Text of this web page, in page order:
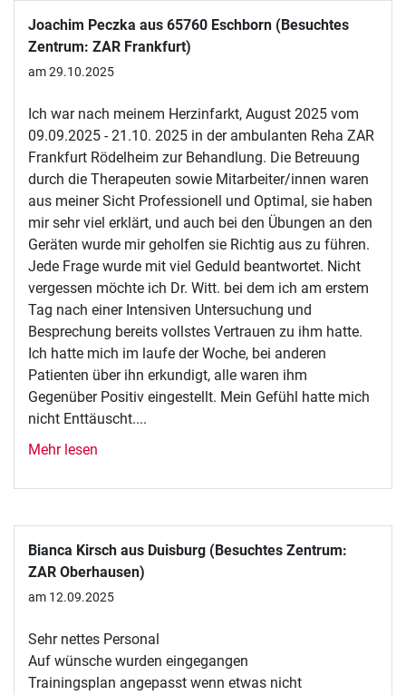
Joachim Peczka aus 65760 Eschborn (Besuchtes
Zentrum: ZAR Frankfurt)
am 29.10.2025
Ich war nach meinem Herzinfarkt, August 2025 vom
09.09.2025 - 21.10. 2025 in der ambulanten Reha ZAR
Frankfurt Rödelheim zur Behandlung. Die Betreuung
durch die Therapeuten sowie Mitarbeiter/innen waren
aus meiner Sicht Professionell und Optimal, sie haben
mir sehr viel erklärt, und auch bei den Übungen an den
Geräten wurde mir geholfen sie Richtig aus zu führen.
Jede Frage wurde mit viel Geduld beantwortet. Nicht
vergessen möchte ich Dr. Witt. bei dem ich am erstem
Tag nach einer Intensiven Untersuchung und
Besprechung bereits vollstes Vertrauen zu ihm hatte.
Ich hatte mich im laufe der Woche, bei anderen
Patienten über ihn erkundigt, alle waren ihm
Gegenüber Positiv eingestellt. Mein Gefühl hatte mich
nicht Enttäuscht....
Mehr lesen
Bianca Kirsch aus Duisburg (Besuchtes Zentrum:
ZAR Oberhausen)
am 12.09.2025
Sehr nettes Personal
Auf wünsche wurden eingegangen
Trainingsplan angepasst wenn etwas nicht